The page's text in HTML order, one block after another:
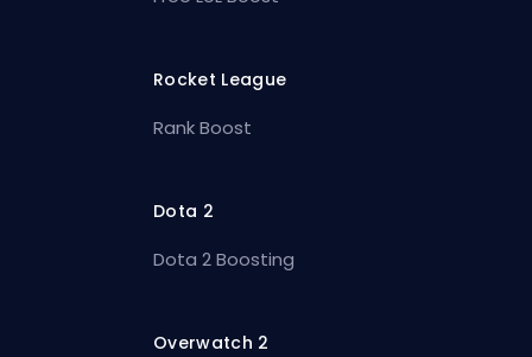
Rocket League
Rank Boost
Dota 2
Dota 2 Boosting
Overwatch 2